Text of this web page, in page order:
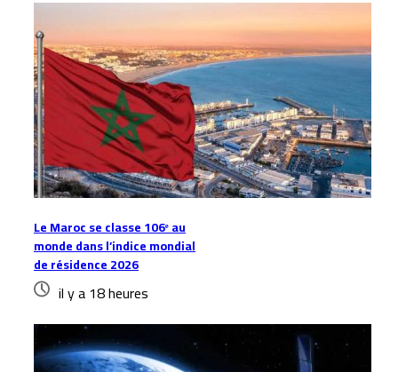
Le Maroc se classe 106ᵉ au
monde dans l’indice mondial
de résidence 2026
il y a 18 heures